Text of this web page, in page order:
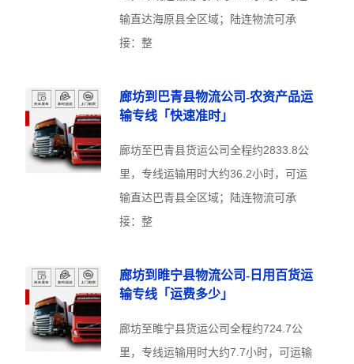
输直达海原县全区域；陆连物流可承
接：整
廊坊到巴青县物流公司-农资产品运
输专线「快速准时」
廊坊至巴青县货运公司全程约2833.8公
里，专线运输用时大约36.2小时，可运
输直达巴青县全区域；陆连物流可承
接：整
廊坊到睢宁县物流公司-日用百货运
输专线「运费多少」
廊坊至睢宁县货运公司全程约724.7公
里，专线运输用时大约7.7小时，可运输